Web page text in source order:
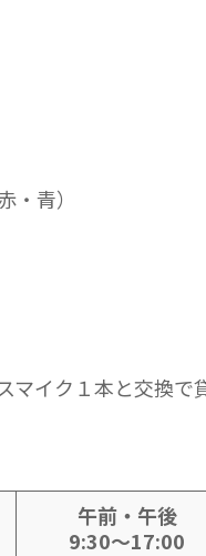
青）
イク１本と交換で
午前・午後
9:30～17:00